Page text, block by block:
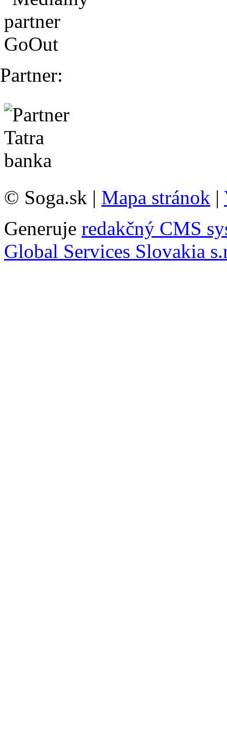
Partner:
© Soga.sk | Mapa stránok |
Generuje redakčný CMS
Global Services Slovakia